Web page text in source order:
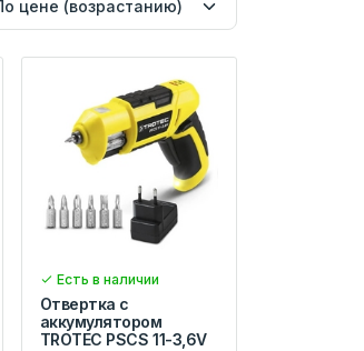
Есть в наличии
Отвертка с
аккумулятором
TROTEC PSCS 11-3,6V